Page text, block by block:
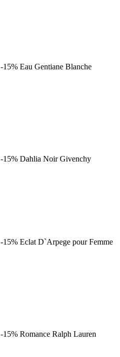
-15% Eau Gentiane Blanche
-15% Dahlia Noir Givenchy
-15% Eclat D`Arpege pour Femme
-15% Romance Ralph Lauren